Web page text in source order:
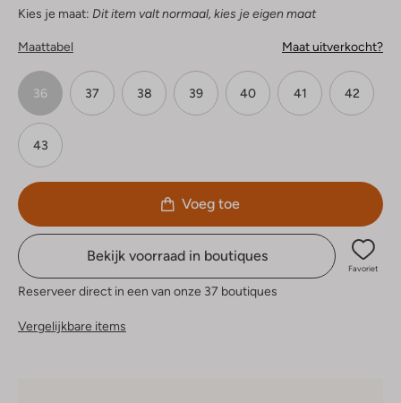
Kies je maat: Dit item valt normaal, kies je eigen maat
Maattabel Maat uitverkocht?
36 37 38 39 40 41 42
43
Voeg toe
Bekijk voorraad in boutiques
Favoriet
Reserveer direct in een van onze 37 boutiques
Vergelijkbare items